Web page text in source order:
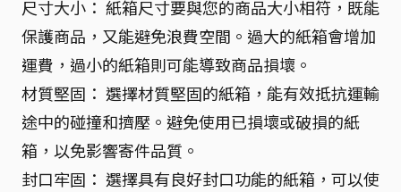
尺寸大小： 紙箱尺寸要與您的商品大小相符，既能
保護商品，又能避免浪費空間。過大的紙箱會增加
運費，過小的紙箱則可能導致商品損壞。
材質堅固： 選擇材質堅固的紙箱，能有效抵抗運輸
途中的碰撞和擠壓。避免使用已損壞或破損的紙
箱，以免影響寄件品質。
封口牢固： 選擇具有良好封口功能的紙箱，可以使